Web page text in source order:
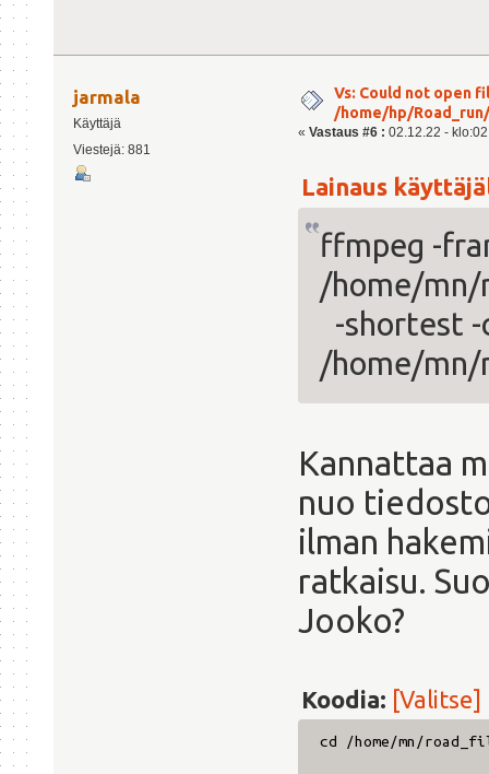
jarmala
Käyttäjä
Viestejä: 881
Vs: Could not open
/home/hp/
« Vastaus #6 : 02.12.22 -
Lainaus
ffmpeg -
/home/
-shortest
/home/mn/
Kannattaa
nuo
ilman
ratkaisu.
Jooko?
Koodia: [Valitse]
cd /home/mn/